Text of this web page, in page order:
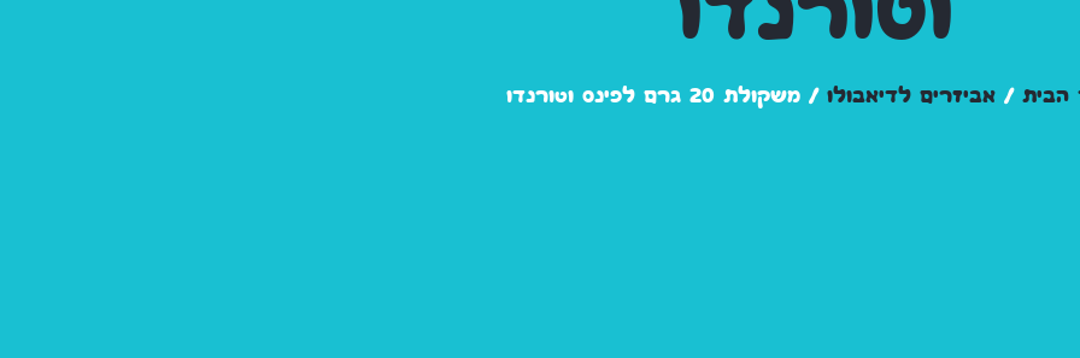
וטורנדו
הבית/ אביזרים לדיאבולו/ משקולת 20 גרם לפינס וטורנדו